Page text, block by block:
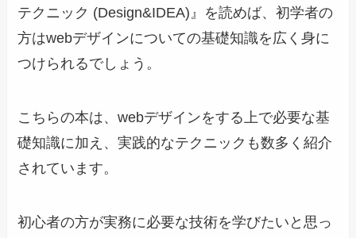
テクニック (Design&IDEA)』を読めば、初学者の
方はwebデザインについての基礎知識を広く身に
つけられるでしょう。
こちらの本は、webデザインをする上で必要な基
礎知識に加え、実践的なテクニックも数多く紹介
されています。
初心者の方が実務に必要な技術を学びたいと思っ